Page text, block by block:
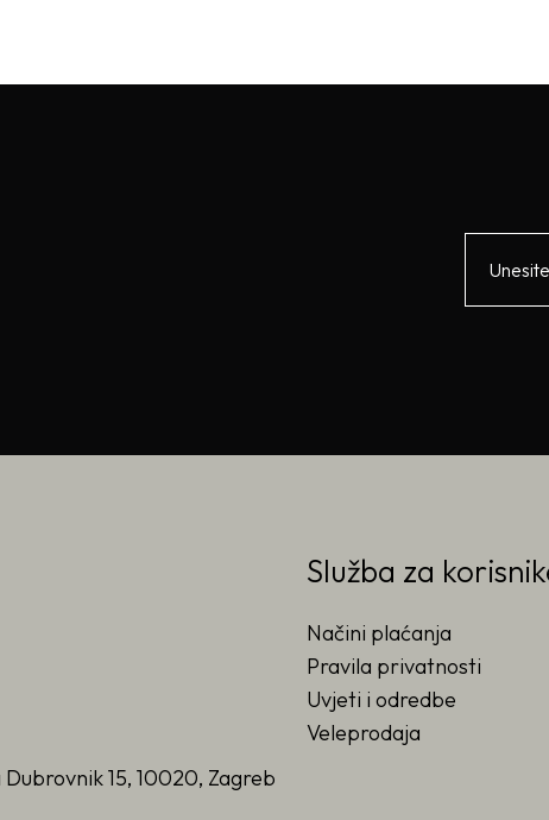
15, 10020, Zagreb
Služba za
Načini plaćanja
Pravila privatnosti
Uvjeti i odredbe
Veleprodaja